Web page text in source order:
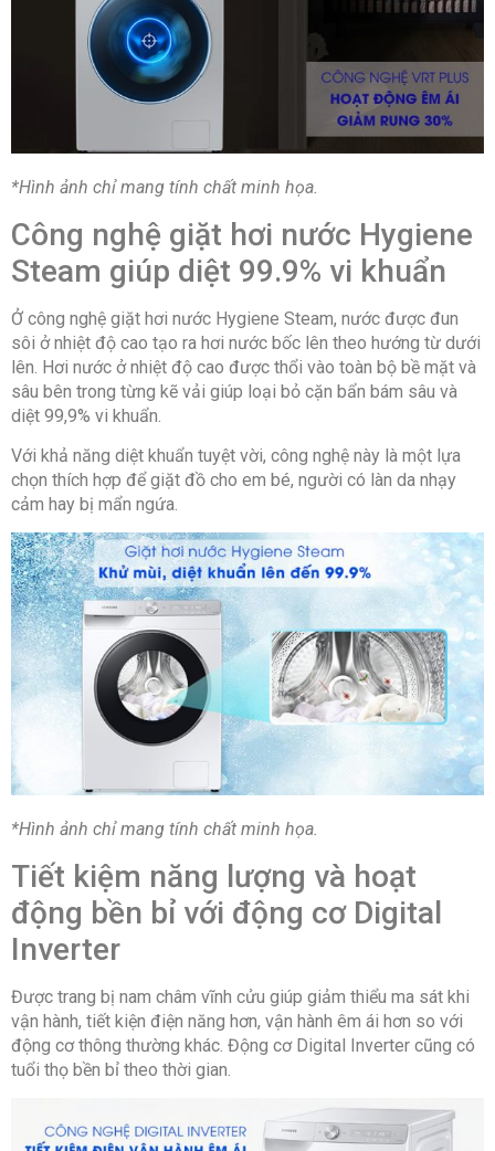
*Hình ảnh chỉ mang tính chất minh họa.
Công nghệ giặt hơi nước Hygiene
Steam giúp diệt 99.9% vi khuẩn
Ở công nghệ giặt hơi nước Hygiene Steam, nước được đun
sôi ở nhiệt độ cao tạo ra hơi nước bốc lên theo hướng từ dưới
lên. Hơi nước ở nhiệt độ cao được thổi vào toàn bộ bề mặt và
sâu bên trong từng kẽ vải giúp loại bỏ cặn bẩn bám sâu và
diệt 99,9% vi khuẩn.
Với khả năng diệt khuẩn tuyệt vời, công nghệ này là một lựa
chọn thích hợp để giặt đồ cho em bé, người có làn da nhạy
cảm hay bị mẩn ngứa.
*Hình ảnh chỉ mang tính chất minh họa.
Tiết kiệm năng lượng và hoạt
động bền bỉ với động cơ Digital
Inverter
Được trang bị nam châm vĩnh cửu giúp giảm thiểu ma sát khi
vận hành, tiết kiện điện năng hơn, vận hành êm ái hơn so với
động cơ thông thường khác. Động cơ Digital Inverter cũng có
tuổi thọ bền bỉ theo thời gian.